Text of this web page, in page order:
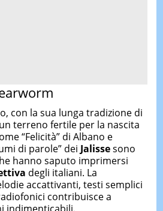
con la sua lunga tradizione di
terreno fertile per la nascita
“Felicità” di Albano e
di parole” dei Jalissesono
hanno saputo imprimersi
degli italiani. La
accattivanti, testi semplici
contribuisce a
indimenticabili.